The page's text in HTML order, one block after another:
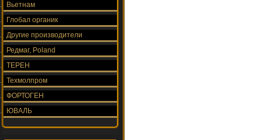
Вьетнам
Глобал органик
Другие производители
Редмаг, Poland
ТЕРЕН
Техмолпром
ФОРТОГЕН
ЮВАЛЬ